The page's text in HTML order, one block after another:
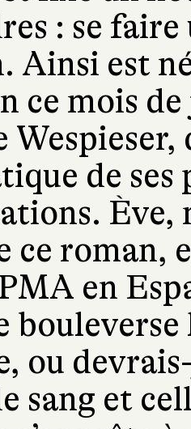
: se faire
Ainsi est
ce mois
Wespieser,
de ses
Ève,
ce roman,
en
bouleverse
ou
sang et